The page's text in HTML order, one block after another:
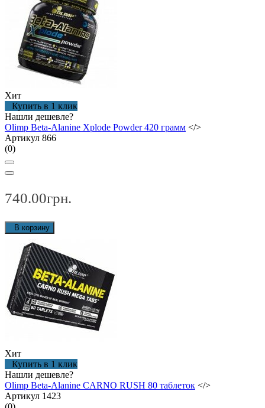
Хит
Купить в 1 клик
Нашли дешевле?
Olimp Beta-Alanine Xplode Powder 420 грамм </>
Артикул 866
(0)
740.00грн.
В корзину
Хит
Купить в 1 клик
Нашли дешевле?
Olimp Beta-Alanine CARNO RUSH 80 таблеток </>
Артикул 1423